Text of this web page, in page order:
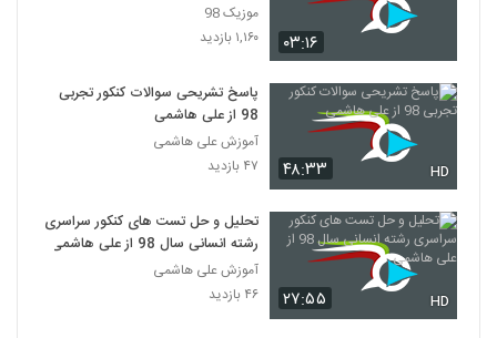
۰۳:۱۶
موزیک 98
۱,۱۶۰ بازدید
۴۸:۳۳ HD
پاسخ تشریحی سوالات کنکور تجربی
98 از علی هاشمی
آموزش علی هاشمی
۴۷ بازدید
۲۷:۵۵ HD
تحلیل و حل تست های کنکور سراسری
رشته انسانی سال 98 از علی هاشمی
آموزش علی هاشمی
۴۶ بازدید